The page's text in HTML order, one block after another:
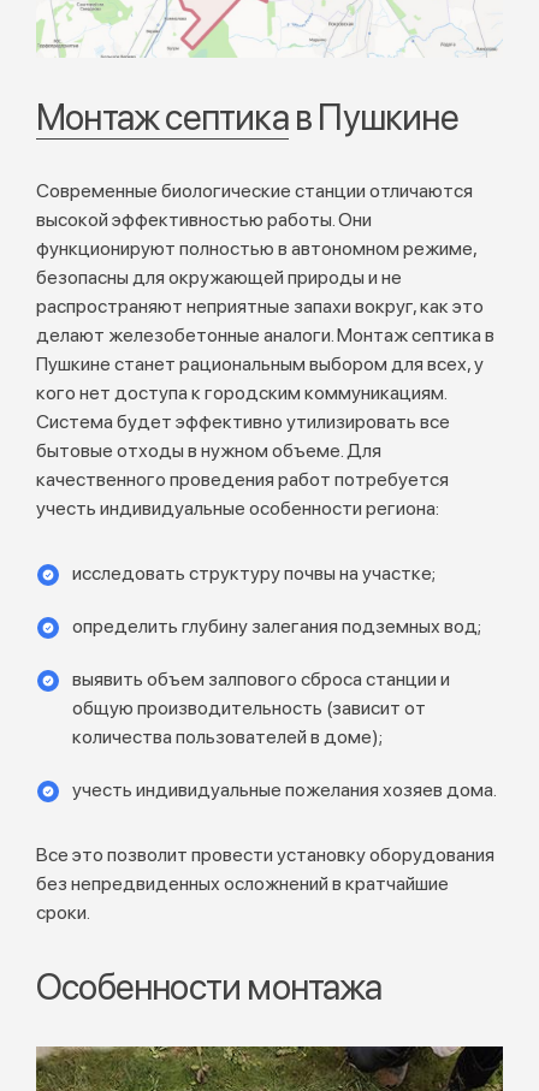
Монтаж септикав Пушкине
Современные биологические станции отличаются
высокой эффективностью работы. Они
функционируют полностью в автономном режиме,
безопасны для окружающей природы и не
распространяют неприятные запахи вокруг, как это
делают железобетонные аналоги. Монтаж септика в
Пушкине станет рациональным выбором для всех, у
кого нет доступа к городским коммуникациям.
Система будет эффективно утилизировать все
бытовые отходы в нужном объеме. Для
качественного проведения работ потребуется
учесть индивидуальные особенности региона:
исследовать структуру почвы на участке;
определить глубину залегания подземных вод;
выявить объем залпового сброса станции и
общую производительность (зависит от
количества пользователей в доме);
учесть индивидуальные пожелания хозяев дома.
Все это позволит провести установку оборудования
без непредвиденных осложнений в кратчайшие
сроки.
Особенности монтажа